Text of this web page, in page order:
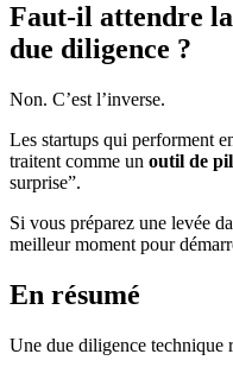
Faut-il attendre
due diligence ?
Non. C’est l’inverse.
Les startups qui performent
traitent comme un outil de
surprise”.
Si vous préparez une levée
meilleur moment pour
En résumé
Une due diligence technique